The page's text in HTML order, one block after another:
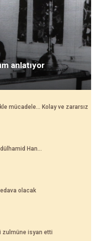
anlatıyor
mücadele... Kolay ve zararsız
Han...
olacak
zulmüne isyan etti